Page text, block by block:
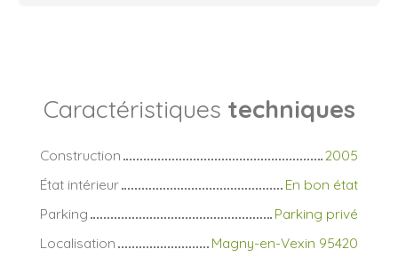
Caractéristiques techniques
Construction
2005
État intérieur
En bon état
Parking
Parking privé
Localisation
Magny-en-Vexin 95420